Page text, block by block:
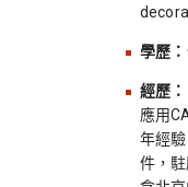
學歷：
經歷：
應用
年經
件，